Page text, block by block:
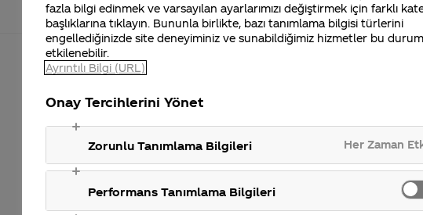
fazla bilgi edinmek ve varsayılan ayarlarımızı değiştirmek için farklı
başlıklarına tıklayın. Bununla birlikte, bazı tanımlama bilgisi türlerini
engellediğinizde site deneyiminiz ve sunabildiğimiz hizmetler bu
etkilenebilir.
Ayrıntılı Bilgi (URL)
Onay Tercihlerini Yönet
Zorunlu Tanımlama Bilgileri Her Zaman
Performans Tanımlama Bilgileri